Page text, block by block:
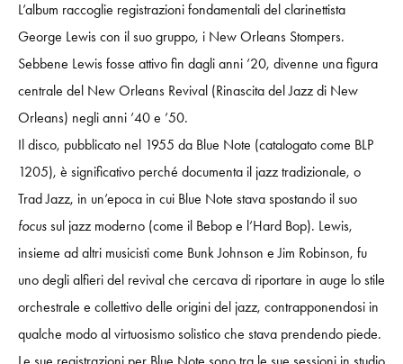
L’album raccoglie registrazioni fondamentali del clarinettista
George Lewis con il suo gruppo, i New Orleans Stompers.
Sebbene Lewis fosse attivo fin dagli anni ’20, divenne una figura
centrale del New Orleans Revival (Rinascita del Jazz di New
Orleans) negli anni ’40 e ’50.
Il disco, pubblicato nel 1955 da Blue Note (catalogato come BLP
1205), è significativo perché documenta il jazz tradizionale, o
Trad Jazz, in un’epoca in cui Blue Note stava spostando il suo
focus sul jazz moderno (come il Bebop e l’Hard Bop). Lewis,
insieme ad altri musicisti come Bunk Johnson e Jim Robinson, fu
uno degli alfieri del revival che cercava di riportare in auge lo stile
orchestrale e collettivo delle origini del jazz, contrapponendosi in
qualche modo al virtuosismo solistico che stava prendendo piede.